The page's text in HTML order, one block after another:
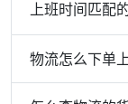
上班时间匹配
物流怎么下单